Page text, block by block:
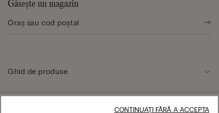
Găsește un magazin
Ghid de produse
CONTINUAȚI FĂRĂ A ACCEPTA